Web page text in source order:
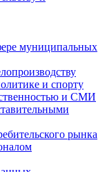
муниципальных
и спорту
и СМИ
рынка